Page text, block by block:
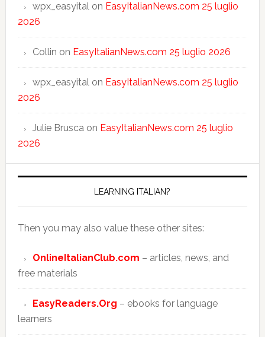
wpx_easyitalon EasyItalianNews.com 25 luglio
2026
Collin on EasyItalianNews.com 25 luglio 2026
wpx_easyitalon EasyItalianNews.com 25 luglio
2026
Julie Bruscaon EasyItalianNews.com 25 luglio
2026
LEARNING ITALIAN?
Then you may also value these other sites:
OnlineItalianClub.com – articles, news, and
free materials
EasyReaders.Org – ebooks for language
learners